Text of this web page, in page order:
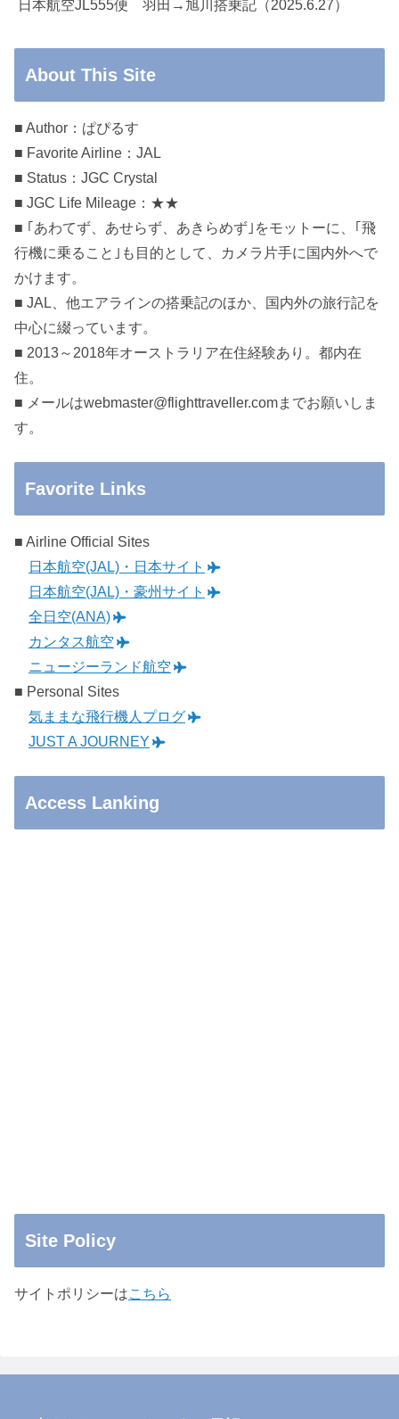
日本航空JL555便 羽田→旭川搭乗記（2025.6.27）
About This Site
■ Author：ぱぴるす
■ Favorite Airline：JAL
■ Status：JGC Crystal
■ JGC Life Mileage：★★
■ ｢あわてず、あせらず、あきらめず｣をモットーに、｢飛
行機に乗ること｣も目的として、カメラ片手に国内外へで
かけます。
■ JAL、他エアラインの搭乗記のほか、国内外の旅行記を
中心に綴っています。
■ 2013～2018年オーストラリア在住経験あり。都内在
住。
■ メールはwebmaster@flighttraveller.comまでお願いしま
す。
Favorite Links
■ Airline Official Sites
日本航空(JAL)・日本サイト
日本航空(JAL)・豪州サイト
全日空(ANA)
カンタス航空
ニュージーランド航空
■ Personal Sites
気ままな飛行機人プログ
JUST A JOURNEY
Access Lanking
Site Policy
サイトポリシーはこちら